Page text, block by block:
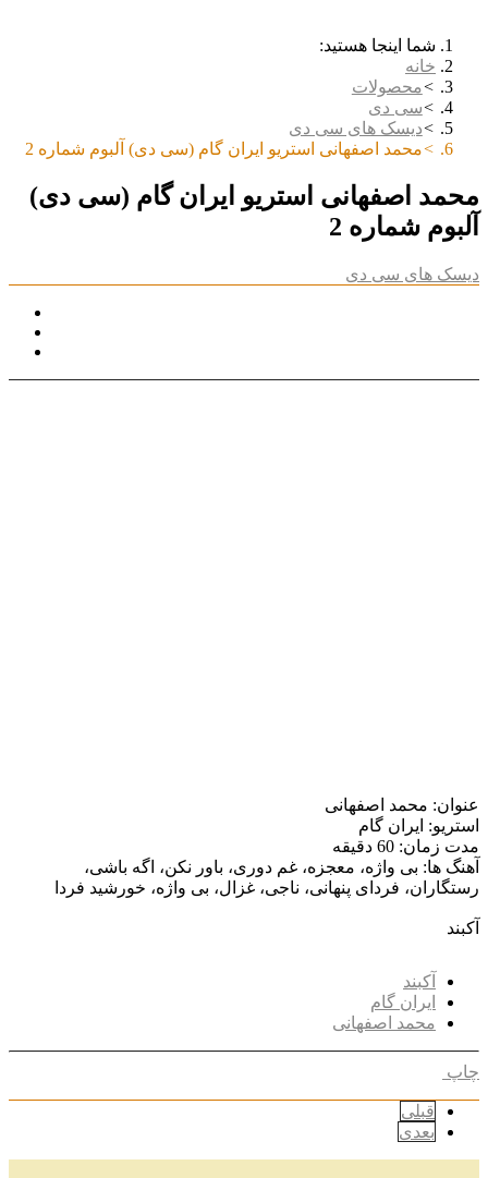
شما اینجا هستید:
خانه
محصولات
سی دی
دیسک های سی دی
محمد اصفهانی استریو ایران گام (سی دی) آلبوم شماره 2
محمد اصفهانی استریو ایران گام (سی دی)
آلبوم شماره 2
دیسک های سی دی
عنوان: محمد اصفهانی
استریو: ایران گام
مدت زمان: 60 دقیقه
آهنگ ها: بی واژه، معجزه، غم دوری، باور نکن، اگه باشی،
رستگاران، فردای پنهانی، ناجی، غزال، بی واژه، خورشید فردا
آکبند
آکبند
ایران گام
محمد اصفهانی
چاپ
قبلی
بعدی
تاریخچه نوار کاست و ضبط صدا، انواع و ویژگی‌های نوار کاست
...
11شهریور
مروری بر دستگاه‌های مختلف پخش موسیقی در طول تاریخ